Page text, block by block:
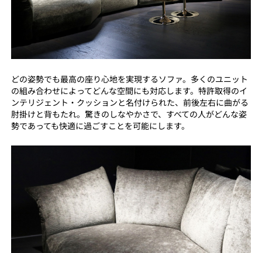
どの姿勢でも最高の座り心地を実現するソファ。多くのユニット
の組み合わせによってどんな空間にも対応します。特許取得のイ
ンテリジェント・クッションと名付けられた、前後左右に曲がる
肘掛けと背もたれ。驚きのしなやかさで、すべての人がどんな姿
勢であっても快適に過ごすことを可能にします。